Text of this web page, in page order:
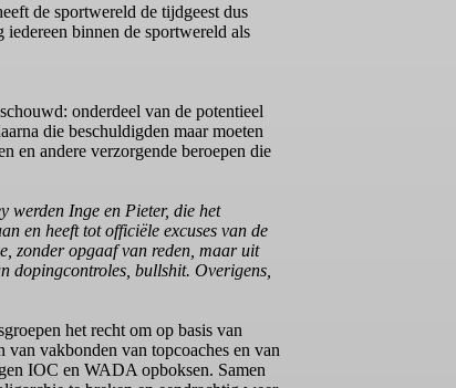
de sportwereld de tijdgeest dus
binnen de sportwereld als
onderdeel van de potentieel
die beschuldigden maar moeten
en andere verzorgende beroepen die
werden Inge en Pieter, die het
en heeft tot officiële excuses van de
zonder opgaaf van reden, maar uit
dopingcontroles, bullshit. Overigens,
het recht om op basis van
vakbonden van topcoaches en van
IOC en WADA opboksen. Samen